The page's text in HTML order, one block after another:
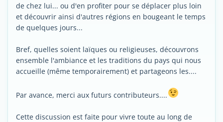
de chez lui... ou d'en profiter pour se déplacer plus loin
et découvrir ainsi d'autres régions en bougeant le temps
de quelques jours...
Bref, quelles soient laïques ou religieuses, découvrons
ensemble l'ambiance et les traditions du pays qui nous
accueille (même temporairement) et partageons les....
Par avance, merci aux futurs contributeurs....
Cette discussion est faite pour vivre toute au long de